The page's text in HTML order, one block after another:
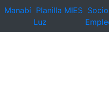
Manabí Planilla
Luz
MIES Socio